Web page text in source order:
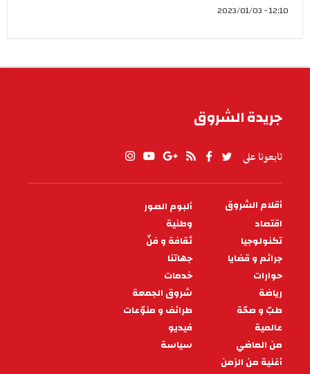
12:10 - 2023/01/03
جريدة الشروق
تابعونا على
PIED
DE
PAGE
أقلام الشروق
ألبوم الصور
اقتصاد
وطنية
تكنولوجيا
ثقافة و فنّ
جرائم و قضايا
جهاتنا
حوارات
خدمات
رياضة
شروق الجمعة
طبّ و صحّة
طرائف و منوّعات
عالمية
فيديو
من الماضي
سياسة
أغنية من الزمن